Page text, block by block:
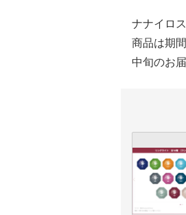
ナナイロ
商品は期
中旬のお